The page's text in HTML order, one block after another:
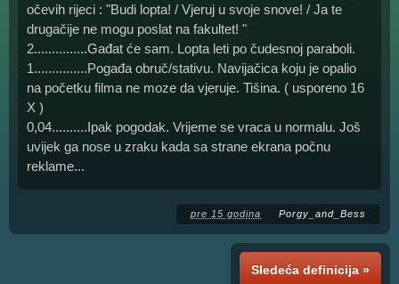
očevih rijeci : "Budi lopta! / Vjeruj u svoje snove! / Ja te
drugačije ne mogu poslat na fakultet! "
2...............Gađat će sam. Lopta leti po čudesnoj paraboli.
1...............Pogađa obruč/stativu. Navijačica koju je opalio
na početku filma ne moze da vjeruje. Tišina. ( usporeno 16
X )
0,04..........Ipak pogodak. Vrijeme se vraca u normalu. Još
uvijek ga nose u zraku kada sa strane ekrana počnu
reklame...
pre 15 godina Porgy_and_Bess
Sledeća definicija »